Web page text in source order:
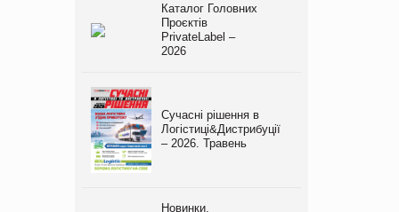
Каталог Головних
Проєктів
PrivateLabel –
2026
Сучасні рішення в
Логістиці&Дистрибуції
– 2026. Травень
Новинки.